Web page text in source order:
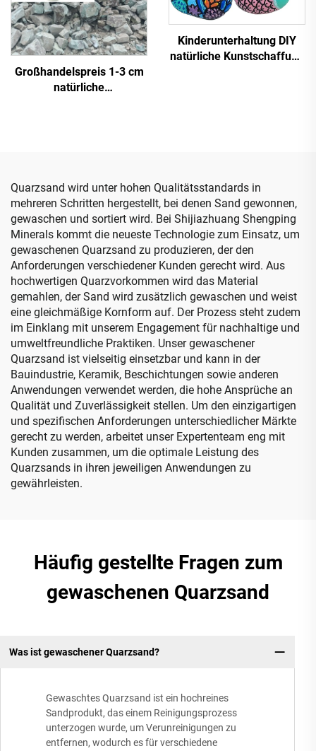
Großhandelspreis 1-3 cm
natürliche
Kinderunterhaltung DIY
natürliche Kunstschaffung
Quarzsand wird unter hohen Qualitätsstandards in
mehreren Schritten hergestellt, bei denen Sand gewonnen,
gewaschen und sortiert wird. Bei Shijiazhuang Shengping
Minerals kommt die neueste Technologie zum Einsatz, um
gewaschenen Quarzsand zu produzieren, der den
Anforderungen verschiedener Kunden gerecht wird. Aus
hochwertigen Quarzvorkommen wird das Material
gemahlen, der Sand wird zusätzlich gewaschen und weist
eine gleichmäßige Kornform auf. Der Prozess steht zudem
im Einklang mit unserem Engagement für nachhaltige und
umweltfreundliche Praktiken. Unser gewaschener
Quarzsand ist vielseitig einsetzbar und kann in der
Bauindustrie, Keramik, Beschichtungen sowie anderen
Anwendungen verwendet werden, die hohe Ansprüche an
Qualität und Zuverlässigkeit stellen. Um den einzigartigen
und spezifischen Anforderungen unterschiedlicher Märkte
gerecht zu werden, arbeitet unser Expertenteam eng mit
Kunden zusammen, um die optimale Leistung des
Quarzsands in ihren jeweiligen Anwendungen zu
gewährleisten.
Häufig gestellte Fragen zum
gewaschenen Quarzsand
Was ist gewaschener Quarzsand?
Gewaschtes Quarzsand ist ein hochreines
Sandprodukt, das einem Reinigungsprozess
unterzogen wurde, um Verunreinigungen zu
entfernen, wodurch es für verschiedene